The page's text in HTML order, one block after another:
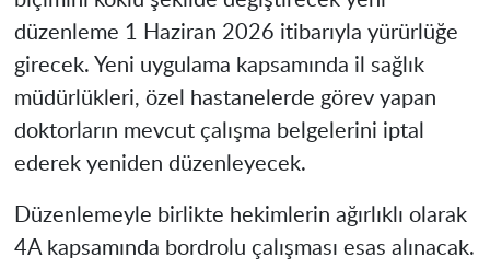
düzenleme 1 Haziran 2026 itibarıyla yürürlüğe
girecek. Yeni uygulama kapsamında il sağlık
müdürlükleri, özel hastanelerde görev yapan
doktorların mevcut çalışma belgelerini iptal
ederek yeniden düzenleyecek.
Düzenlemeyle birlikte hekimlerin ağırlıklı olarak
4A kapsamında bordrolu çalışması esas alınacak.